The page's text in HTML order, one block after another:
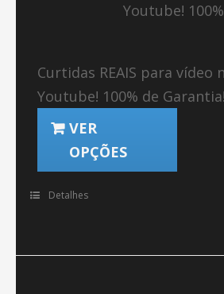
Youtube!
Curtidas REAIS para vídeo
Youtube! 100% de Garantia!
VER
OPÇÕES
Detalhes